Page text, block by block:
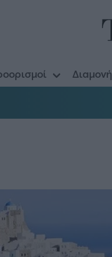
Διαμονή